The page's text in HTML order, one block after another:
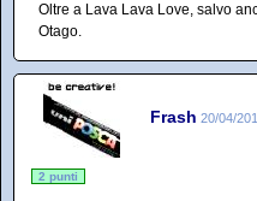
Oltre a Lava Lava Love, salvo
Otago.
Frash 20/04/
2 punti